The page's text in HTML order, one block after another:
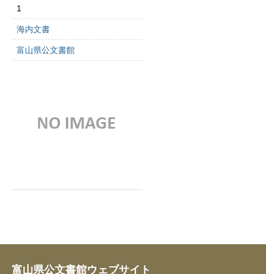
1
海内文書
富山県公文書館
富山県公文書館ウェブサイト